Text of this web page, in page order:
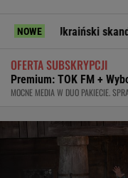
NOWEskandalista
OFERTA SUBSKRYPCJI
Premium: TOK FM +
MOCNE MEDIA W DUO PAKIECIE.